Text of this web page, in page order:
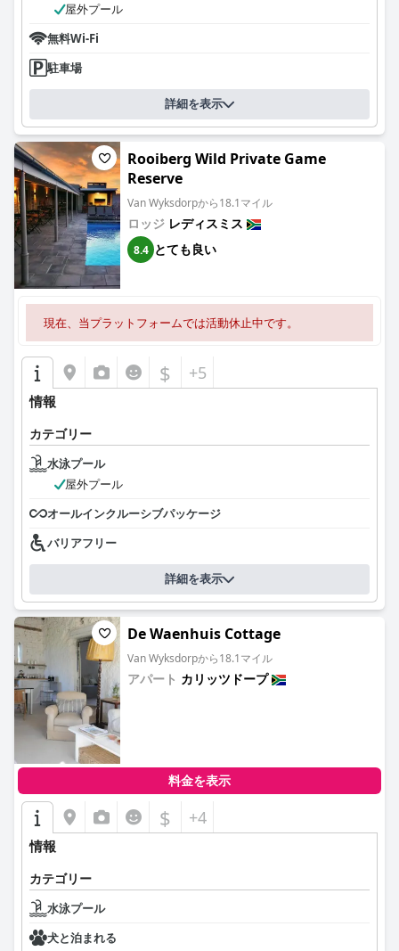
屋外プール
無料Wi-Fi
駐車場
詳細を表示
Rooiberg Wild Private Game
Reserve
Van Wyksdorpから18.1マイル
ロッジ レディスミス
8.4 とても良い
現在、当プラットフォームでは活動休止中です。
$ +5
情報
カテゴリー
水泳プール
屋外プール
オールインクルーシブパッケージ
バリアフリー
詳細を表示
De Waenhuis Cottage
Van Wyksdorpから18.1マイル
アパート カリッツドープ
料金を表示
$ +4
情報
カテゴリー
水泳プール
犬と泊まれる